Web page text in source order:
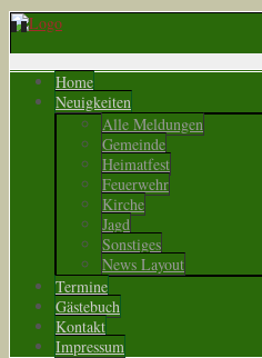
Home
Neuigkeiten
Alle Meldungen
Gemeinde
Heimatfest
Feuerwehr
Kirche
Jagd
Sonstiges
News Layout
Termine
Gästebuch
Kontakt
Impressum